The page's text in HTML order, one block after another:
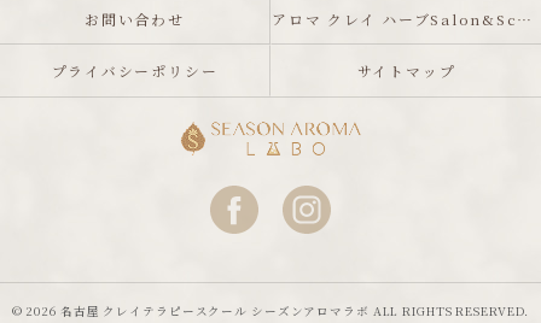
お問い合わせ アロマ クレイ ハーブSalon&School シーズンアロマラボ
プライバシーポリシー サイトマップ
© 2026 名古屋 クレイテラピースクール シーズンアロマラボ ALL RIGHTS RESERVED.